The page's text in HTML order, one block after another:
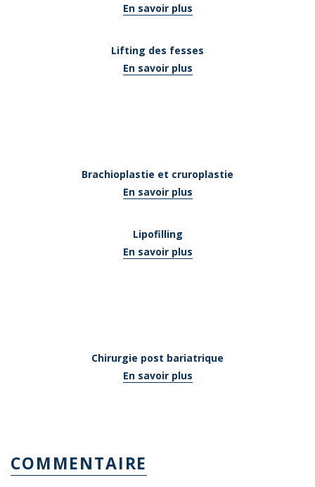
En savoir plus
Lifting des fesses
En savoir plus
Brachioplastie et cruroplastie
En savoir plus
Lipofilling
En savoir plus
Chirurgie post bariatrique
En savoir plus
COMMENTAIRE